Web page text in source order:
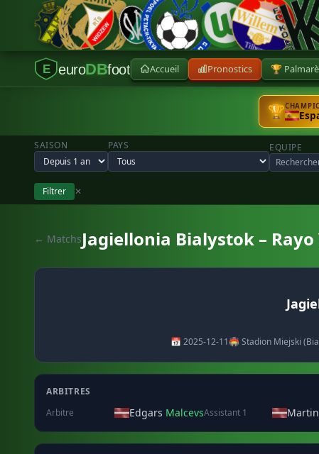
E euroDBfoot Accueil Pronostics 🏆
🏆
SAISON PAYS EQUIPE
Filtrer ✕
← MatchsJagiellonia Bialystok –
📅 2025-12-11🏟️ Stadion Miejski
ARBITRES
Arbitre
Edgars MalcevsAssistant 1